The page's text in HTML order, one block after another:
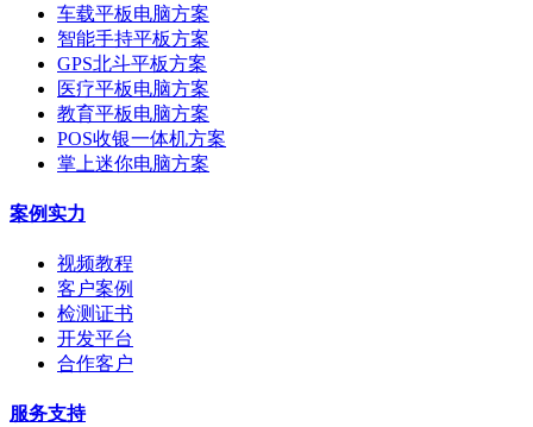
车载平板电脑方案
智能手持平板方案
GPS北斗平板方案
医疗平板电脑方案
教育平板电脑方案
POS收银一体机方案
掌上迷你电脑方案
案例实力
视频教程
客户案例
检测证书
开发平台
合作客户
服务支持